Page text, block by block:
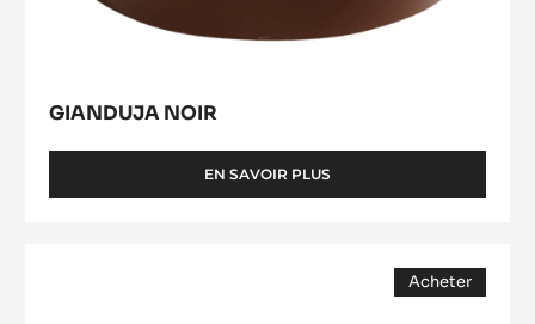
GIANDUJA NOIR
EN SAVOIR PLUS
-
Acheter
(opens